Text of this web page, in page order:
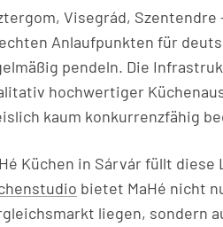
Visegrád, Szentendre
Anlaufpunkten für
pendeln. Die
hochwertiger
kaum konkurrenzfähig
Küchen in Sárvár füllt
bietet MaHé nicht
liegen, sondern